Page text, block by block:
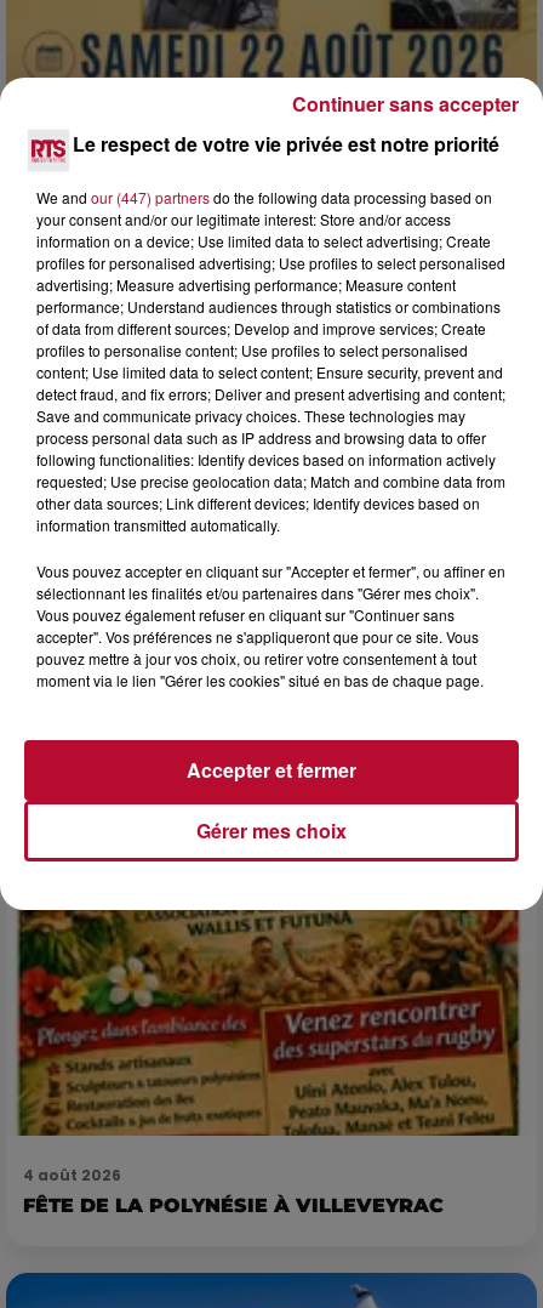
7 août 2026
DINER CONCERT À LA MJC DE MARSEILLAN
6 août 2026
NÎMES : « LE RÊVE DU GLADIATEUR » INVESTIT
7 et 8 août. Une fresque nocturne...
4 août 2026
FÊTE DE LA POLYNÉSIE À VILLEVEYRAC
Le respect de votre vie privée est notre priorité
We and our (447) partnersdo the following data processing based on
your consent and/or our legitimate interest: Store and/or access
information on a device; Use limited data to select advertising; Create
profiles for personalised advertising; Use profiles to select personalised
advertising; Measure advertising performance; Measure content
performance; Understand audiences through statistics or combinations
of data from different sources; Develop and improve services; Create
profiles to personalise content; Use profiles to select personalised
content; Use limited data to select content; Ensure security, prevent and
detect fraud, and fix errors; Deliver and present advertising and content;
Save and communicate privacy choices. These technologies may
process personal data such as IP address and browsing data to offer
following functionalities: Identify devices based on information actively
requested; Use precise geolocation data; Match and combine data from
other data sources; Link different devices; Identify devices based on
information transmitted automatically.
Vous pouvez accepter en cliquant sur "Accepter et fermer", ou affiner en
sélectionnant les finalités et/ou partenaires dans "Gérer mes choix".
Vous pouvez également refuser en cliquant sur "Continuer sans
accepter". Vos préférences ne s'appliqueront que pour ce site. Vous
pouvez mettre à jour vos choix, ou retirer votre consentement à tout
moment via le lien "Gérer les cookies" situé en bas de chaque page.
Gérer mes choix
Accepter et fermer
Continuer sans accepter